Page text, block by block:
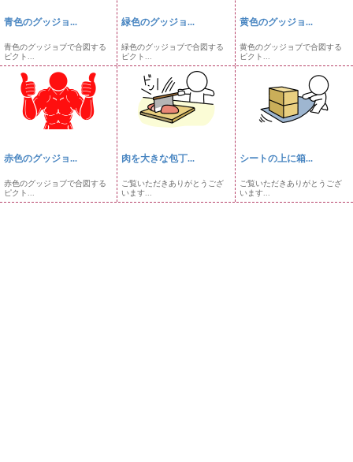
青色のグッジョ...
青色のグッジョブで合図する
ピクト...
緑色のグッジョ...
緑色のグッジョブで合図する
ピクト...
黄色のグッジョ...
黄色のグッジョブで合図する
ピクト...
赤色のグッジョ...
赤色のグッジョブで合図する
ピクト...
肉を大きな包丁...
ご覧いただきありがとうござ
います...
シートの上に箱...
ご覧いただきありがとうござ
います...